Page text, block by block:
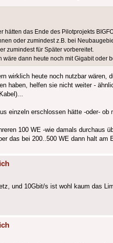
hätten das Ende des Pilotprojekts
oder zumindest z.B. bei
zumindest für Später vorbereitet.
dann heute noch mit Gigabit oder
wirklich heute noch nutzbar wären,
haben, helfen sie nicht weiter -
einzeln erschlossen hätte -oder-
100 WE -wie damals durchaus
das bei 200..500 WE dann halt am
und 10Gbit/s ist wohl kaum das